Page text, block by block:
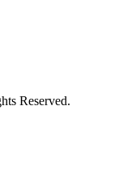
Reserved.